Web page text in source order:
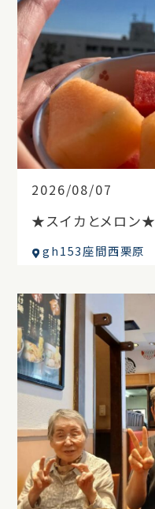
2026/08/07
★スイカとメロン★
gh153座間西栗原